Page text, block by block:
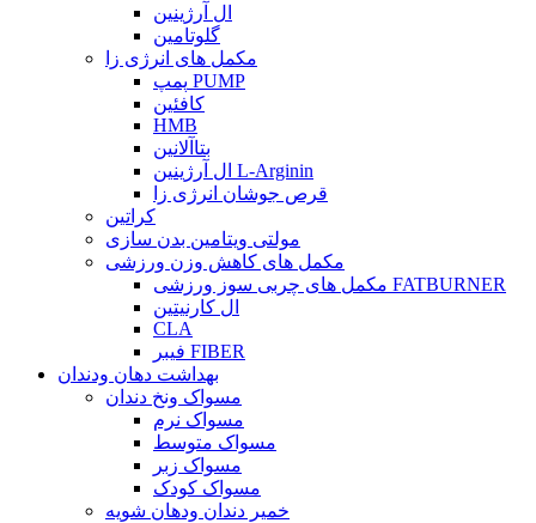
ال آرژینین
گلوتامین
مکمل های انرژی زا
پمپ PUMP
کافئین
HMB
بتاآلانین
ال آرژینین L-Arginin
قرص جوشان انرژی زا
کراتین
مولتی ویتامین بدن سازی
مکمل های کاهش وزن ورزشی
مکمل های چربی سوز ورزشی FATBURNER
ال کارنیتین
CLA
فیبر FIBER
بهداشت دهان ودندان
مسواک ونخ دندان
مسواک نرم
مسواک متوسط
مسواک زبر
مسواک کودک
خمیر دندان ودهان شویه